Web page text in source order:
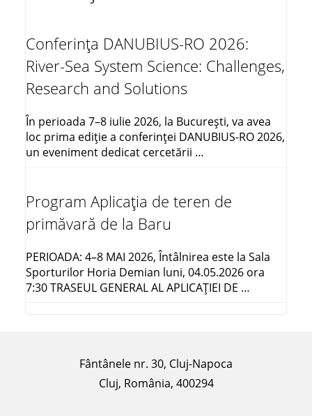
Conferința DANUBIUS-RO 2026:
River-Sea System Science: Challenges,
Research and Solutions
În perioada 7–8 iulie 2026, la București, va avea
loc prima ediție a conferinței DANUBIUS-RO 2026,
un eveniment dedicat cercetării …
Program Aplicația de teren de
primăvară de la Baru
PERIOADA: 4–8 MAI 2026, Întâlnirea este la Sala
Sporturilor Horia Demian luni, 04.05.2026 ora
7:30 TRASEUL GENERAL AL APLICAŢIEI DE …
Fântânele nr. 30, Cluj-Napoca
Cluj, România, 400294